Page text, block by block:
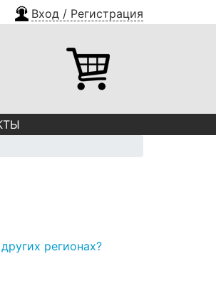
Вход / Регистрация
регионах?